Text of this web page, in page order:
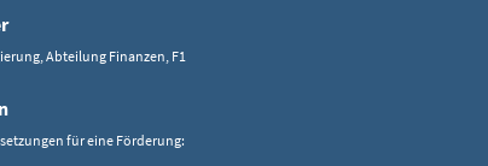
Abteilung Finanzen, F1
für eine Förderung: